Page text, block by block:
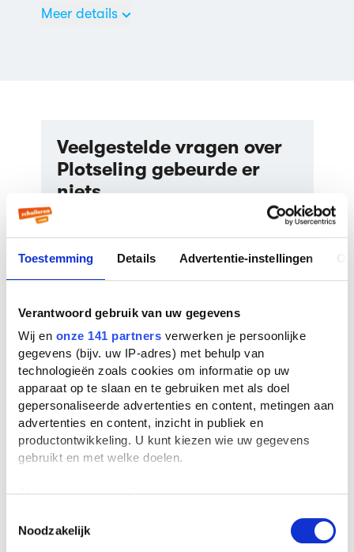
Toestemming Details Advertentie-instellingen
Verantwoord gebruik van uw gegevens
Wij en onze 141 partners verwerken je persoonlijke
gegevens (bijv. uw IP-adres) met behulp van
technologieën zoals cookies om informatie op uw
apparaat op te slaan en te gebruiken met als doel
gepersonaliseerde advertenties en content, metingen aan
advertenties en content, inzicht in publiek en
productontwikkeling. U kunt kiezen wie uw gegevens
gebruikt en met welke doelen.
Als u het toestaat, willen we ook graag:
locatie, die tot een paar meter nauwkeurig kan zijn
Noodzakelijk
Meer details
Veelgestelde vragen over
Plotseling gebeurde er
niets
Plotseling gebeurde er niets werd geschreven
doorHerman Brusselmans. Herman
boeken van deze auteur bekend bij ons. De
bekendste boeken van deze auteur zijnDe
man die werk vond(1985),Vrouwen met een
IQ(1995) enDe droogte(2003).
In welk jaar is Plotseling gebeurde er
niets geschreven?
Plotseling gebeurde er niets is geschreven in
het jaar 1995.
gebeurde er niets?
voorbovenbouw havo/vwo.